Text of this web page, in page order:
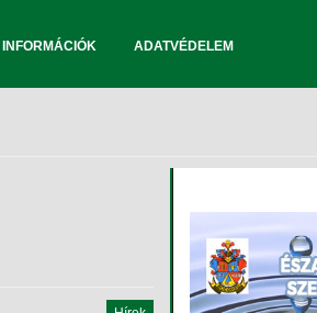
ADATVÉDELEM